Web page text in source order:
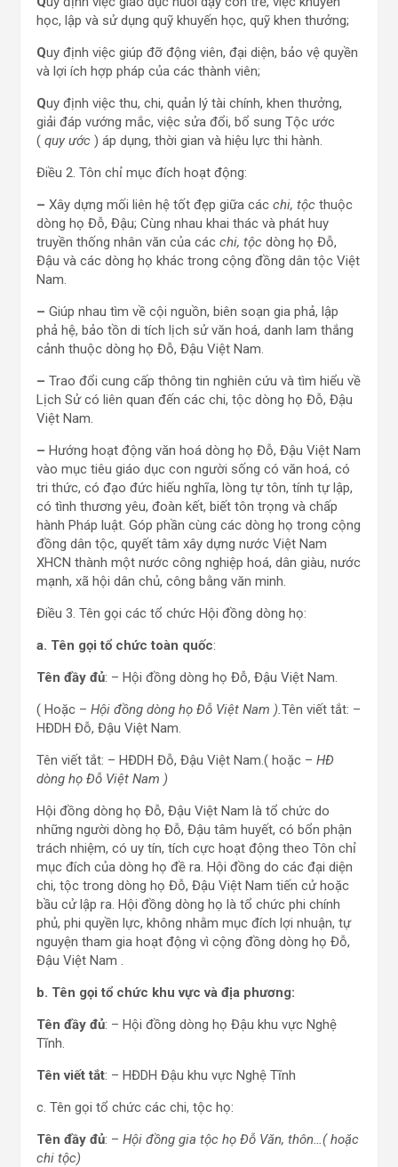
học, lập và sử dụng quỹ khuyến học, quỹ khen thưởng;
Quy định việc giúp đỡ động viên, đại diện, bảo vệ quyền
và lợi ích hợp pháp của các thành viên;
Quy định việc thu, chi, quản lý tài chính, khen thưởng,
giải đáp vướng mắc, việc sửa đổi, bổ sung Tộc ước
( quy ước ) áp dụng, thời gian và hiệu lực thi hành.
Điều 2. Tôn chỉ mục đích hoạt động:
– Xây dựng mối liên hệ tốt đẹp giữa các chi, tộc thuộc
dòng họ Đỗ, Đậu; Cùng nhau khai thác và phát huy
truyền thống nhân văn của các chi, tộc dòng họ Đỗ,
Đậu và các dòng họ khác trong cộng đồng dân tộc Việt
Nam.
– Giúp nhau tìm về cội nguồn, biên soạn gia phả, lập
phả hệ, bảo tồn di tích lịch sử văn hoá, danh lam thắng
cảnh thuộc dòng họ Đỗ, Đậu Việt Nam.
– Trao đổi cung cấp thông tin nghiên cứu và tìm hiểu về
Lịch Sử có liên quan đến các chi, tộc dòng họ Đỗ, Đậu
Việt Nam.
– Hướng hoạt động văn hoá dòng họ Đỗ, Đậu Việt Nam
vào mục tiêu giáo dục con người sống có văn hoá, có
tri thức, có đạo đức hiếu nghĩa, lòng tự tôn, tính tự lập,
có tình thương yêu, đoàn kết, biết tôn trọng và chấp
hành Pháp luật. Góp phần cùng các dòng họ trong cộng
đồng dân tộc, quyết tâm xây dựng nước Việt Nam
XHCN thành một nước công nghiệp hoá, dân giàu, nước
mạnh, xã hội dân chủ, công bằng văn minh.
Điều 3. Tên gọi các tổ chức Hội đồng dòng họ:
a. Tên gọi tổ chức toàn quốc:
Tên đầy đủ: – Hội đồng dòng họ Đỗ, Đậu Việt Nam.
( Hoặc – Hội đồng dòng họ Đỗ Việt Nam ).Tên viết tắt: –
HĐDH Đỗ, Đậu Việt Nam.
Tên viết tắt: – HĐDH Đỗ, Đậu Việt Nam.( hoặc – HĐ
dòng họ Đỗ Việt Nam )
Hội đồng dòng họ Đỗ, Đậu Việt Nam là tổ chức do
những người dòng họ Đỗ, Đậu tâm huyết, có bổn phận
trách nhiệm, có uy tín, tích cực hoạt động theo Tôn chỉ
mục đích của dòng họ đề ra. Hội đồng do các đại diện
chi, tộc trong dòng họ Đỗ, Đậu Việt Nam tiến cử hoặc
bầu cử lập ra. Hội đồng dòng họ là tổ chức phi chính
phủ, phi quyền lực, không nhằm mục đích lợi nhuận, tự
nguyện tham gia hoạt động vì cộng đồng dòng họ Đỗ,
Đậu Việt Nam .
b. Tên gọi tổ chức khu vực và địa phương:
Tên đầy đủ: – Hội đồng dòng họ Đậu khu vực Nghệ
Tĩnh.
Tên viết tắt: – HĐDH Đậu khu vực Nghệ Tĩnh
c. Tên gọi tổ chức các chi, tộc họ:
Tên đầy đủ: – Hội đồng gia tộc họ Đỗ Văn, thôn…( hoặc
chi tộc)